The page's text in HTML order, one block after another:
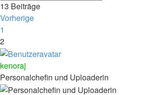
13 Beiträge
Vorherige
1
2
kenoraj
Personalchefin und Uploaderin